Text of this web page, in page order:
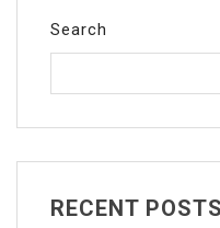
Search
RECENT POSTS